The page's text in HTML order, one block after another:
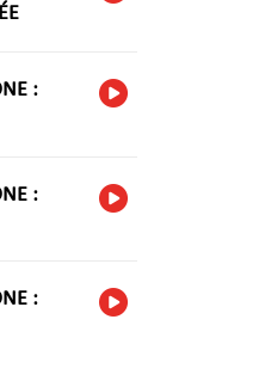
:
:
: